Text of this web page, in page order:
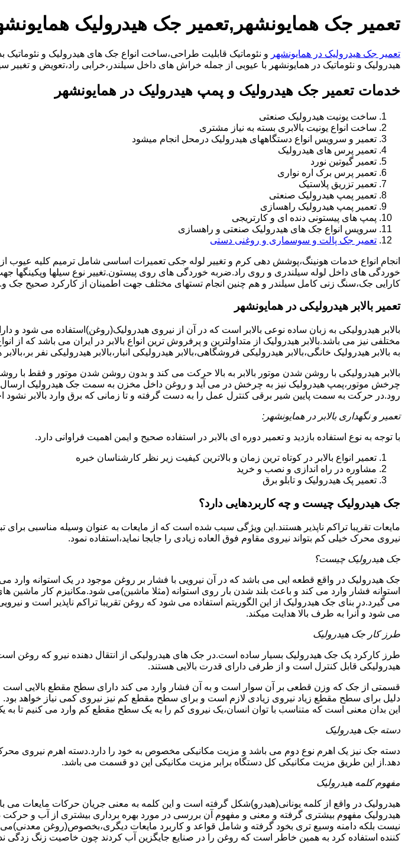
تعمیر جک همایونشهر,تعمیر جک هیدرولیک
تعمیر جک هیدرولیک در همایونشهر و نئوماتیک قابلیت طراحی،ساخت انواع جک های هیدرولیک و
هیدرولیک و نئوماتیک در همایونشهر با عیوبی از جمله خراش های داخل سیلندر،خرابی راد،تعویض و تغییر سیل ها،خرابی پیستون
خدمات تعمیر جک هیدرولیک و پمپ هیدرولیک در همایونشهر
ساخت یونیت هیدرولیک صنعتی
ساخت انواع یونیت بالابری بسته به نیاز مشتری
تعمیر و سرویس انواع دستگاههای هیدرولیک درمحل انجام میشود
تعمیر پرس های هیدرولیک
تعمیر گیوتین نورد
تعمیر پرس برک اره نواری
تعمیر تزریق پلاستیک
تعمیر پمپ هیدرولیک صنعتی
تعمیر پمپ هیدرولیک راهسازی
پمپ های پیستونی دنده ای و کارتریجی
سرویس انواع جک های هیدرولیک صنعتی و راهسازی
تعمیر جک پالت و سوسماری و روغنی دستی
انجام انواع خدمات هونینگ،پوشش دهی کرم و تغییر لوله جکی تعمیرات اساسی شامل ترمیم کلیه عیوب
خوردگی های داخل لوله سیلندری و روی راد.ضربه خوردگی های روی پیستون.تغییر نوع سیلها وپکینگها
کارایی جک،سنگ زنی کامل سیلندر و هم چنین انجام تستهای مختلف جهت اطمینان از کارکرد صحیح جک
تعمیر بالابر هیدرولیکی در همایونشهر
بالابر هیدرولیکی به زبان ساده نوعی بالابر است که در آن از نیروی هیدرولیک(روغن)استفاده می شود و
مختلفی نیز می باشد.بالابر هیدرولیک از متداولترین و پرفروش ترین انواع بالابر در ایران می باشد که از
به بالابر هیدرولیک خانگی،بالابر هیدرولیکی فروشگاهی،بالابر هیدرولیکی انبار،بالابر هیدرولیکی نفر
بالابر هیدرولیکی با روشن شدن موتور بالابر به بالا حرکت می کند و بدون روشن شدن موتور و فقط
چرخش موتور،پمپ هیدرولیک نیز به چرخش در می آید و روغن داخل مخزن به سمت جک هیدرولیک ارسال و
رود.در حرکت به سمت پایین شیر برقی کنترل عمل را به دست گرفته و تا زمانی که برق وارد بالابر نشود
تعمیر و نگهداری بالابر در همایونشهر:
با توجه به نوع استفاده بازدید و تعمیر دوره ای بالابر در استفاده صحیح و ایمن اهمیت فراوانی دارد.
تعمیر انواع بالابر در کوتاه ترین زمان و بالاترین کیفیت زیر نظر کارشناسان خبره
مشاوره در راه اندازی و نصب و خرید
تعمیر پک هیدرولیک و تابلو برق
جک هیدرولیک چیست و چه کاربردهایی دارد؟
مایعات تقریبا تراکم ناپذیر هستند.این ویژگی سبب شده است که از مایعات به عنوان وسیله مناسبی برای
نیروی محرک خیلی کم بتواند نیروی مقاوم فوق العاده زیادی را جابجا نماید،استفاده نمود.
جک هیدرولیک چیست؟
جک هیدرولیک در واقع قطعه ایی می باشد که در آن نیرویی با فشار بر روغن موجود در یک استوانه وارد
استوانه فشار وارد می کند و باعث بلند شدن بار روی استوانه (مثلا ماشین)می شود.مکانیزم کار ماشین
می گیرد.در بنای جک هیدرولیک از این الگوریتم استفاده می شود که روغن تقریبا تراکم ناپذیر است و
می شود و آنرا به طرف بالا هدایت میکند.
طرز کار جک هیدرولیک
طرز کارکرد یک جک هیدرولیک بسیار ساده است.در جک های هیدرولیکی از انتقال دهنده نیرو که روغن
هیدرولیکی قابل کنترل است و از طرفی دارای قدرت بالایی هستند.
قسمتی از جک که وزن قطعی بر آن سوار است و به آن فشار وارد می کند دارای سطح مقطع بالایی
دلیل برای سطح مقطع زیاد نیروی زیادی لازم است و برای سطح مقطع کم نیز نیروی کمی نیاز خواهد بود.
این بدان معنی است که متناسب با توان انسان،یک نیروی کم را به یک سطح مقطع کم وارد می کنیم تا به
دسته جک هیدرولیک
دسته جک نیز یک اهرم نوع دوم می باشد و مزیت مکانیکی مخصوص به خود را دارد.دسته اهرم نیروی
دهد.از این طریق مزیت مکانیکی کل دستگاه برابر مزیت مکانیکی این دو قسمت می باشد.
مفهوم کلمه هیدرولیک
هیدرولیک در واقع از کلمه یونانی(هیدرو)شکل گرفته است و این کلمه به معنی جریان حرکات مایعات
هیدرولیک مفهوم بیشتری گرفته و معنی و مفهوم آن بررسی در مورد بهره برداری بیشتری از آب و
نیست بلکه دامنه وسیع تری بخود گرفته و شامل قواعد و کاربرد مایعات دیگری،بخصوص(روغن
کننده استفاده کرد به همین خاطر است که روغن را در صنایع جایگزین آب کردند چون خاصیت زنگ زدگی